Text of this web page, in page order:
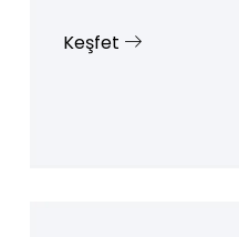
Keşfet